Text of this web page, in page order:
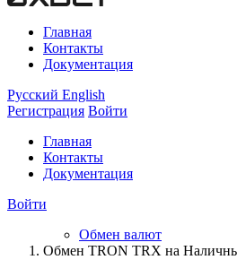
Главная
Контакты
Документация
Русский English
Регистрация Войти
Главная
Контакты
Документация
Войти
Обмен валют
Обмен TRON TRX на